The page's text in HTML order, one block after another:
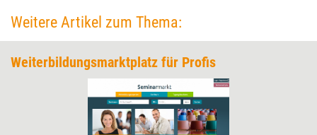
Weitere Artikel zum Thema:
Weiterbildungsmarktplatz für Profis